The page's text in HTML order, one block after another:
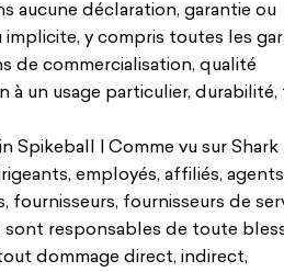
aucune déclaration, garantie ou
y compris toutes les
de commercialisation, qualité
à un usage particulier,
Spikeball | Comme vu sur Shark
employés, affiliés,
fournisseurs, fournisseurs de
sont responsables de toute
dommage direct, indirect,